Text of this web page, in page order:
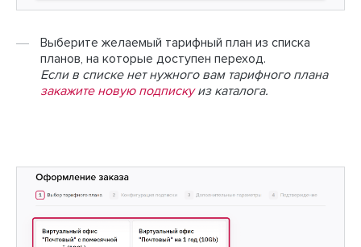
Выберите желаемый тарифный план из списка
планов, на которые доступен переход.
Если в списке нет нужного вам тарифного плана
закажите новую подпискуиз каталога.